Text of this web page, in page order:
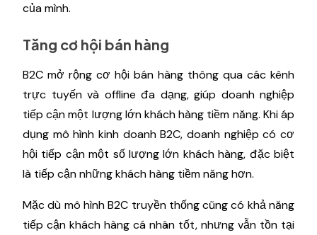
của mình.
Tăng cơ hội bán hàng
B2C mở rộng cơ hội bán hàng thông qua các kênh
trực tuyến và offline đa dạng, giúp doanh nghiệp
tiếp cận một lượng lớn khách hàng tiềm năng. Khi áp
dụng mô hình kinh doanh B2C, doanh nghiệp có cơ
hội tiếp cận một số lượng lớn khách hàng, đặc biệt
là tiếp cận những khách hàng tiềm năng hơn.
Mặc dù mô hình B2C truyền thống cũng có khả năng
tiếp cận khách hàng cá nhân tốt, nhưng vẫn tồn tại